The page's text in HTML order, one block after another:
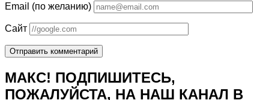
Email (по желанию)
Сайт
МАКС! ПОДПИШИТЕСЬ,
ПОЖАЛУЙСТА, НА НАШ КАНАЛ В